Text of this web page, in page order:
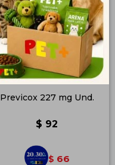
Previcox 227 mg Und.
$ 92
$ 66